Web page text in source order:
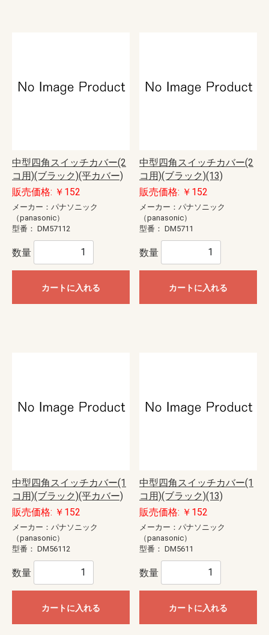
中型四角スイッチカバー(2
コ用)(ブラック)(平カバー)
販売価格: ￥152
メーカー：パナソニック
（panasonic）
型番： DM57112
数量
カートに入れる
中型四角スイッチカバー(2
コ用)(ブラック)(13)
販売価格: ￥152
メーカー：パナソニック
（panasonic）
型番： DM5711
数量
カートに入れる
中型四角スイッチカバー(1
コ用)(ブラック)(平カバー)
販売価格: ￥152
メーカー：パナソニック
（panasonic）
型番： DM56112
数量
カートに入れる
中型四角スイッチカバー(1
コ用)(ブラック)(13)
販売価格: ￥152
メーカー：パナソニック
（panasonic）
型番： DM5611
数量
カートに入れる